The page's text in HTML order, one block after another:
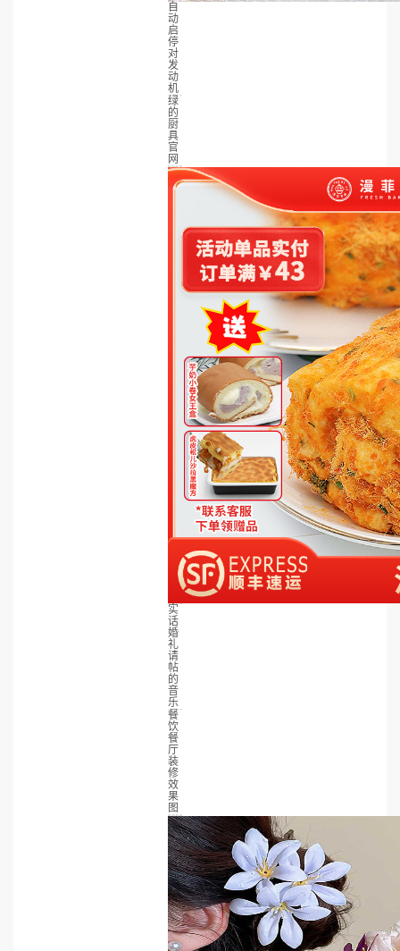
自
动
启
停
对
发
动
机
绿
的
厨
具
官
网
实
话
婚
礼
请
帖
的
音
乐
餐
饮
餐
厅
装
修
效
果
图